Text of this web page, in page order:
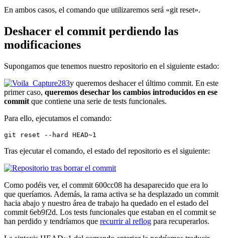
En ambos casos, el comando que utilizaremos será «git reset».
Deshacer el commit perdiendo las
modificaciones
Supongamos que tenemos nuestro repositorio en el siguiente estado:
y queremos deshacer el último commit. En este
primer caso, queremos desechar los cambios introducidos en ese
commit que contiene una serie de tests funcionales.
Para ello, ejecutamos el comando:
git reset --hard HEAD~1
Tras ejecutar el comando, el estado del repositorio es el siguiente:
Como podéis ver, el commit 600cc08 ha desaparecido que era lo
que queríamos. Además, la rama activa se ha desplazado un commit
hacia abajo y nuestro área de trabajo ha quedado en el estado del
commit 6eb9f2d. Los tests funcionales que estaban en el commit se
han perdido y tendríamos que recurrir al reflog para recuperarlos.